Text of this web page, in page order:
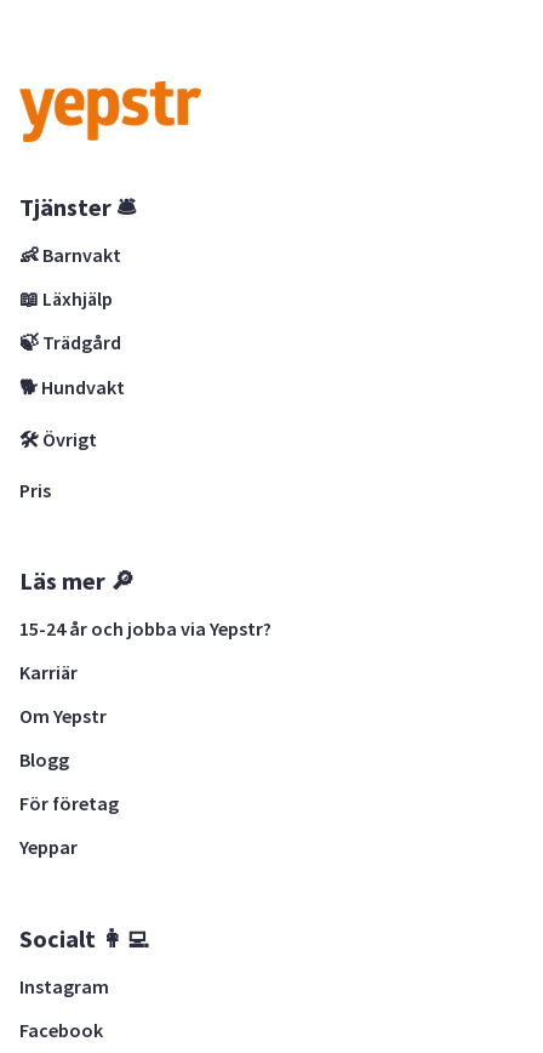
Tjänster 🛎
👶 Barnvakt
📖 Läxhjälp
🍃 Trädgård
🐕 Hundvakt
🛠 Övrigt
Pris
Läs mer 🔎
15-24 år och jobba via Yepstr?
Karriär
Om Yepstr
Blogg
För företag
Yeppar
Socialt 👩‍💻
Instagram
Facebook